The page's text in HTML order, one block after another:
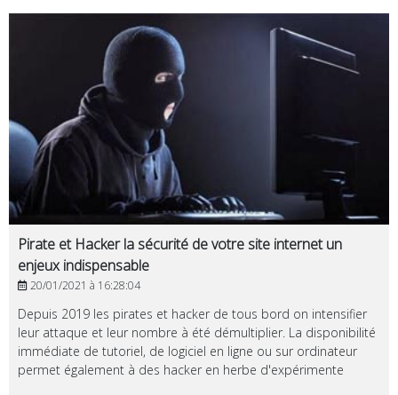
Pirate et Hacker la sécurité de votre site internet un
enjeux indispensable
20/01/2021 à 16:28:04
Depuis 2019 les pirates et hacker de tous bord on intensifier
leur attaque et leur nombre à été démultiplier. La disponibilité
immédiate de tutoriel, de logiciel en ligne ou sur ordinateur
permet également à des hacker en herbe d'expérimente